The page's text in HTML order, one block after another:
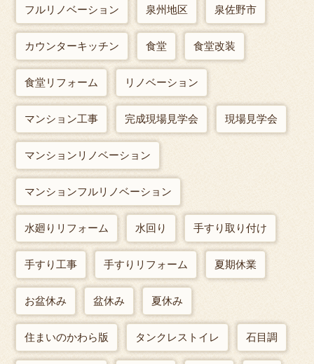
フルリノベーション 泉州地区 泉佐野市
カウンターキッチン 食堂 食堂改装
食堂リフォーム リノベーション
マンション工事 完成現場見学会 現場見学会
マンションリノベーション
マンションフルリノベーション
水廻りリフォーム 水回り 手すり取り付け
手すり工事 手すりリフォーム 夏期休業
お盆休み 盆休み 夏休み
住まいのかわら版 タンクレストイレ 石目調